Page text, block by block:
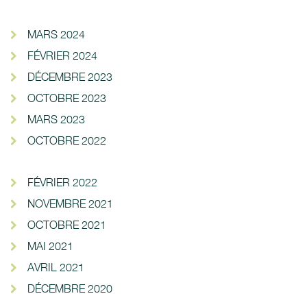
MARS 2024
FÉVRIER 2024
DÉCEMBRE 2023
OCTOBRE 2023
MARS 2023
OCTOBRE 2022
FÉVRIER 2022
NOVEMBRE 2021
OCTOBRE 2021
MAI 2021
AVRIL 2021
DÉCEMBRE 2020